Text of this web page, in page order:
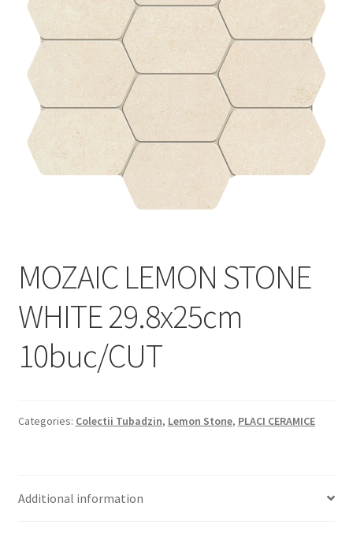
Plata si Livrare
Politică de confidențialitate
Politica de cookie
Termeni si conditii
MOZAIC LEMON STONE
WHITE 29.8x25cm
10buc/CUT
Categories: Colectii Tubadzin, Lemon Stone, PLACI CERAMICE
Additional information